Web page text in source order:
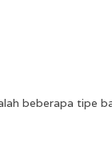
beberapa tipe